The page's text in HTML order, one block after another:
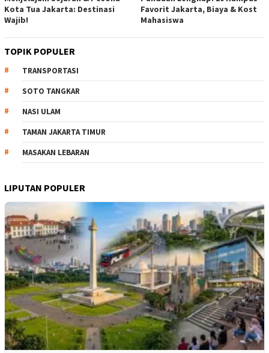
Kota Tua Jakarta: Destinasi
Wajib!
Favorit Jakarta, Biaya & Kost
Mahasiswa
TOPIK POPULER
TRANSPORTASI
SOTO TANGKAR
NASI ULAM
TAMAN JAKARTA TIMUR
MASAKAN LEBARAN
LIPUTAN POPULER